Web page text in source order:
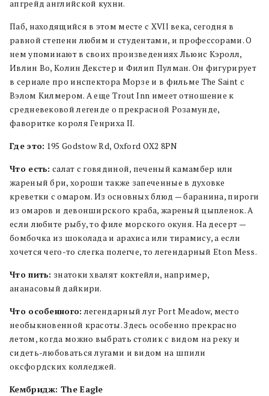
апгрейд английской кухни.
Паб, находящийся в этом месте с XVII века, сегодня в
равной степени любим и студентами, и профессорами. О
нем упоминают в своих произведениях Льюис Кэролл,
Ивлин Во, Колин Декстер и Филип Пулман. Он фигурирует
в сериале про инспектора Морзе и в фильме The Saint с
Вэлом Килмером. А еще Trout Inn имеет отношение к
средневековой легенде о прекрасной Розамунде,
фаворитке короля Генриха II.
Где это: 195 Godstow Rd, Oxford OX2 8PN
Что есть: салат с говядиной, печеный камамбер или
жареный бри, хороши также запеченные в духовке
креветки с омаром. Из основных блюд — баранина, пироги
из омаров и девонширского краба, жареный цыпленок. А
если любите рыбу, то филе морского окуня. На десерт —
бомбочка из шоколада и арахиса или тирамису, а если
хочется чего-то слегка полегче, то легендарный Eton Mess.
Что пить: знатоки хвалят коктейли, например,
ананасовый дайкири.
Что особенного: легендарный луг Port Meadow, место
необыкновенной красоты. Здесь особенно прекрасно
летом, когда можно выбрать столик с видом на реку и
сидеть-любоваться лугами и видом на шпили
оксфордских колледжей.
Кембридж: The Eagle